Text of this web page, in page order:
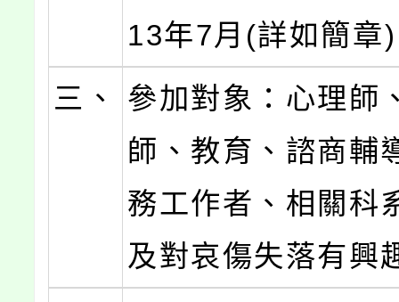
13年7月(詳如簡章
三、
參加對象：心理師
師、教育、諮商輔
務工作者、相關科
及對哀傷失落有興